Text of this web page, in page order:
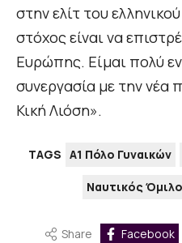
στην ελίτ του
στόχος είναι να
Ευρώπης. Είμαι πολύ
συνεργασία με την
Κική Λιόση».
TAGS Α1 Πόλο Γυναικών
Ναυτικός
Share Facebook